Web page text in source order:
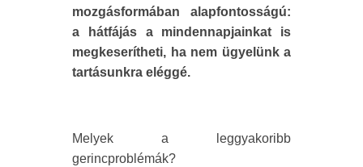
mozgásformában alapfontosságú:
a hátfájás a mindennapjainkat is
megkeserítheti, ha nem ügyelünk a
tartásunkra eléggé.
Melyek a leggyakoribb
gerincproblémák?